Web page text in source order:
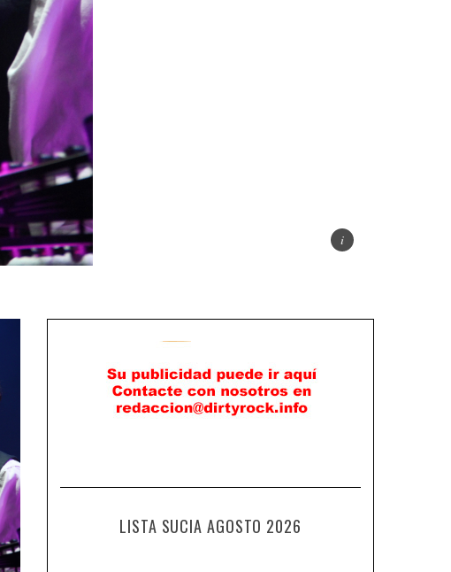
LISTA SUCIA AGOSTO 2026